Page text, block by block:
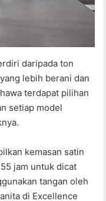
daripada ton
lebih berani dan
terdapat pilihan
setiap model
kemasan satin
jam untuk dicat
tangan oleh
di Excellence